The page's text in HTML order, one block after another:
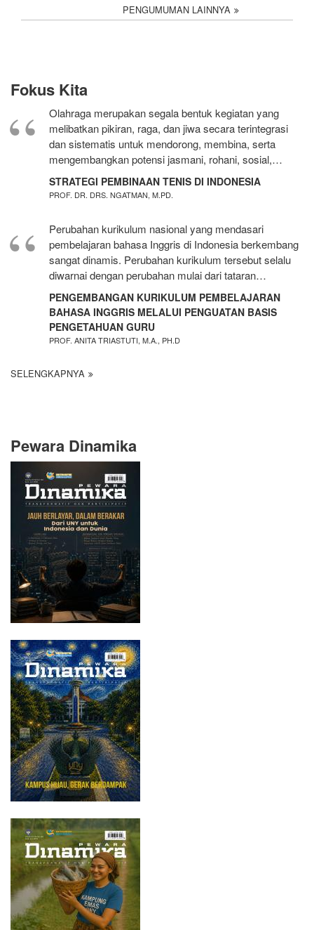
PENGUMUMAN LAINNYA
Fokus Kita
Olahraga merupakan segala bentuk kegiatan yang
melibatkan pikiran, raga, dan jiwa secara terintegrasi
dan sistematis untuk mendorong, membina, serta
mengembangkan potensi jasmani, rohani, sosial,…
STRATEGI PEMBINAAN TENIS DI INDONESIA
PROF. DR. DRS. NGATMAN, M.PD.
Perubahan kurikulum nasional yang mendasari
pembelajaran bahasa Inggris di Indonesia berkembang
sangat dinamis. Perubahan kurikulum tersebut selalu
diwarnai dengan perubahan mulai dari tataran…
PENGEMBANGAN KURIKULUM PEMBELAJARAN
BAHASA INGGRIS MELALUI PENGUATAN BASIS
PENGETAHUAN GURU
PROF. ANITA TRIASTUTI, M.A., PH.D
SELENGKAPNYA
Pewara Dinamika